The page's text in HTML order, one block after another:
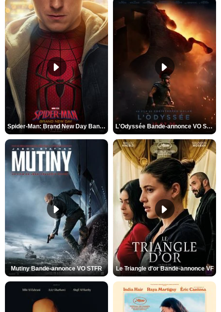
Spider-Man: Brand New Day Bande-annonce VO STFR L'Odyssée Bande-annonce VO STFR
Mutiny Bande-annonce VO STFR Le Triangle d'or Bande-annonce VF